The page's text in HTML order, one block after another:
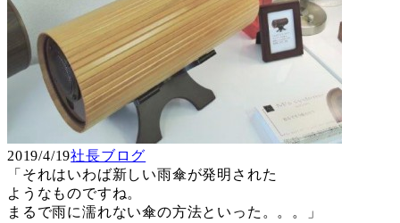
2019/4/19社長ブログ
「それはいわば新しい雨傘が発明された
ようなものですね。
まるで雨に濡れない傘の方法といった。。。」